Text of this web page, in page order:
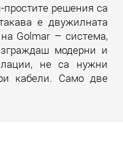
простите решения са
е двужилната
Golmar – система,
модерни и
не са нужни
кабели. Само две